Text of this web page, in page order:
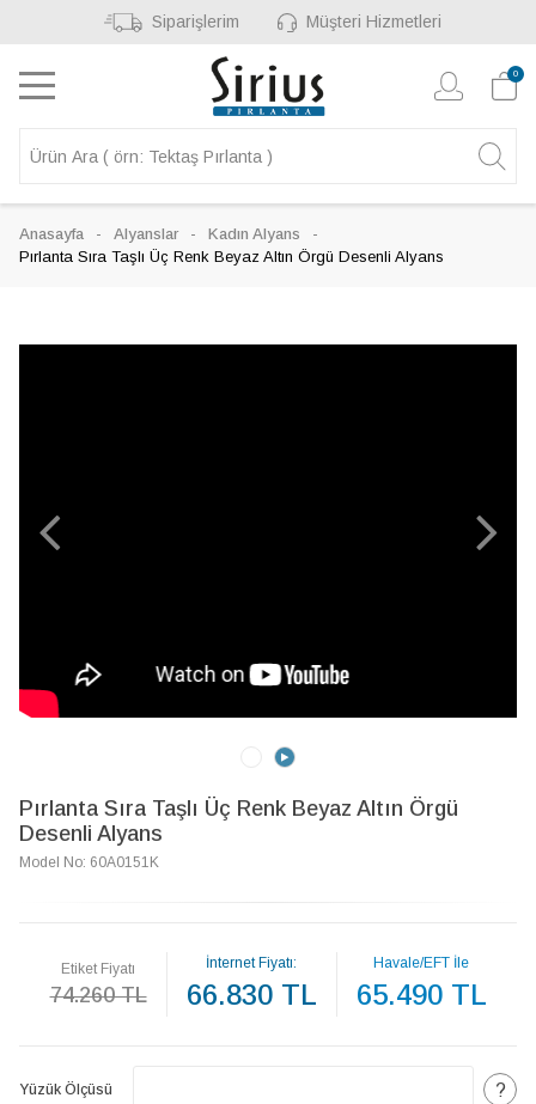
Siparişlerim Müşteri Hizmetleri
0
Anasayfa Alyanslar
Kadın Alyans
Pırlanta Sıra Taşlı Üç Renk Beyaz Altın Örgü Desenli Alyans
Pırlanta Sıra Taşlı Üç Renk Beyaz Altın Örgü
Desenli Alyans
Model No: 60A0151K
Etiket Fiyatı
74.260 TL
İnternet Fiyatı:
66.830 TL
Havale/EFT İle
65.490 TL
Yüzük Ölçüsü ?